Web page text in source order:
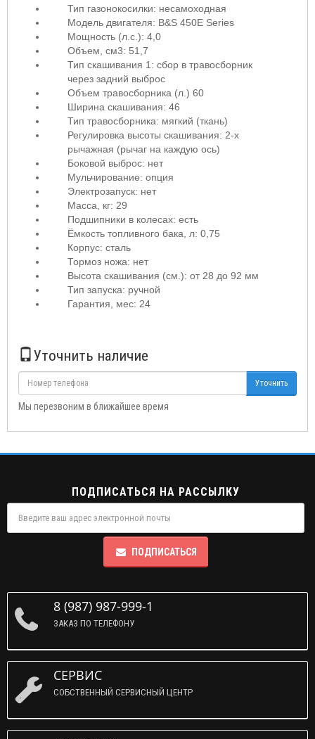
Тип газонокосилки: несамоходная
Модель двигателя: B&S 450E Series
Мощность (л.с.): 4,0
Объем, см3: 51,7
Тип скашивания 1: сбор в травосборник
через задний выброс
Объем травосборника (л.) 60
Ширина скашивания: 46
Тип травосборника: мягкий (ткань)
Регулировка высоты скашивания: 2-х
рычажная (рычаг на каждую ось)
Боковой выброс: нет
Мульчирование: опция
Электрозапуск: нет
Масса, кг: 29
Подшипники в колесах: есть
Ёмкость топливного бака, л: 0,75
Корпус: сталь
Тормоз ножа: нет
Высота скашивания (см.): от 28 до 92 мм
Тип запуска: ручной
Гарантия, мес: 24
Уточнить наличие
Уточнить
Мы перезвоним в ближайшее время
ПОДПИСАТЬСЯ НА РАССЫЛКУ
ПОДПИСАТЬСЯ
8 (987) 987-999-1
ЗАКАЗ ПО ТЕЛЕФОНУ
СЕРВИС
СОБСТВЕННЫЙ СЕРВИСНЫЙ ЦЕНТР